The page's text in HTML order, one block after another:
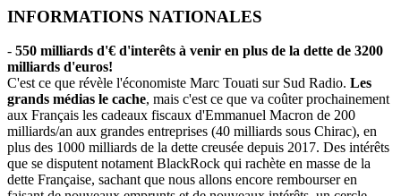
INFORMATIONS NATIONALES
- 550 milliards d'€ d'interêts à venir en plus de la dette de 3200
milliards d'euros!
C'est ce que révèle l'économiste Marc Touati sur Sud Radio. Les
grands médias le cache, mais c'est ce que va coûter prochainement
aux Français les cadeaux fiscaux d'Emmanuel Macron de 200
milliards/an aux grandes entreprises (40 milliards sous Chirac), en
plus des 1000 milliards de la dette creusée depuis 2017. Des intérêts
que se disputent notament BlackRock qui rachète en masse de la
dette Française, sachant que nous allons encore rembourser en